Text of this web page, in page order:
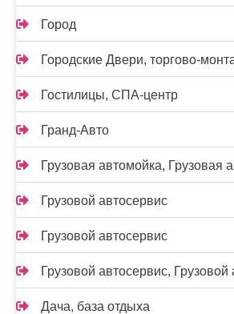
Город
Городские Двери, торгово-
Гостилицы, СПА-центр
Гранд-Авто
Грузовая автомойка, Грузовая
Грузовой автосервис
Грузовой автосервис
Грузовой автосервис, Грузовой
Дача, база отдыха